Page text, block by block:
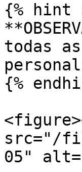
{% hint
todas
{%
src="/
05"